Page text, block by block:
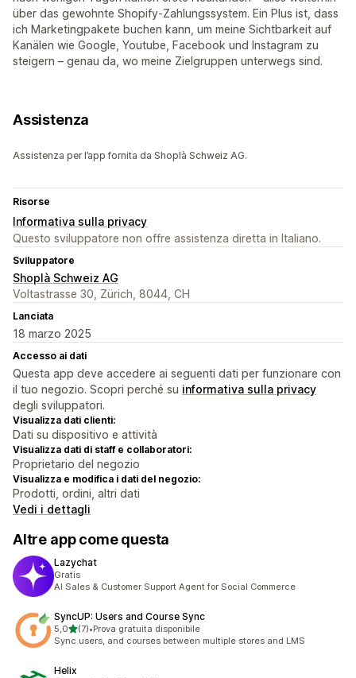
über das gewohnte Shopify-Zahlungssystem. Ein Plus ist, dass
ich Marketingpakete buchen kann, um meine Sichtbarkeit auf
Kanälen wie Google, Youtube, Facebook und Instagram zu
steigern – genau da, wo meine Zielgruppen unterwegs sind.
Assistenza
Assistenza per l’app fornita da Shoplà Schweiz AG.
Risorse
Informativa sulla privacy
Questo sviluppatore non offre assistenza diretta in Italiano.
Sviluppatore
Shoplà Schweiz AG
Voltastrasse 30, Zürich, 8044, CH
Lanciata
18 marzo 2025
Accesso ai dati
Questa app deve accedere ai seguenti dati per funzionare con
il tuo negozio. Scopri perché su informativa sulla privacy
degli sviluppatori.
Visualizza dati clienti:
Dati su dispositivo e attività
Visualizza dati di staff e collaboratori:
Proprietario del negozio
Visualizza e modifica i dati del negozio:
Prodotti, ordini, altri dati
Vedi i dettagli
Altre app come questa
Lazychat
Gratis
AI Sales & Customer Support Agent for Social Commerce
SyncUP: Users and Course Sync
5,0stelle su 5
(7)
7 recensioni totali
•Prova gratuita disponibile
Sync users, and courses between multiple stores and LMS
Helix